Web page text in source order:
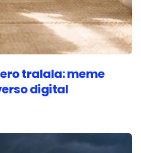
tralala: meme
digital